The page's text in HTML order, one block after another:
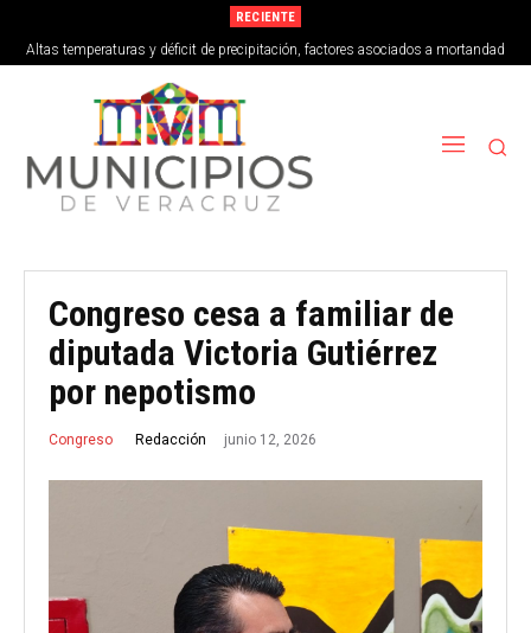
RECIENTE
Altas temperaturas y déficit de precipitación, factores asociados a mortandad
de peces en Vega de Alatorre
Congreso cesa a familiar de
diputada Victoria Gutiérrez
por nepotismo
Congreso Redacción junio 12, 2026